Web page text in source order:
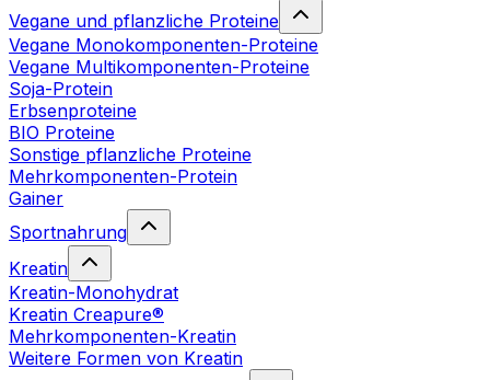
Vegane und pflanzliche Proteine
Vegane Monokomponenten-Proteine
Vegane Multikomponenten-Proteine
Soja-Protein
Erbsenproteine
BIO Proteine
Sonstige pflanzliche Proteine
Mehrkomponenten-Protein
Gainer
Sportnahrung
Kreatin
Kreatin-Monohydrat
Kreatin Creapure®
Mehrkomponenten-Kreatin
Weitere Formen von Kreatin